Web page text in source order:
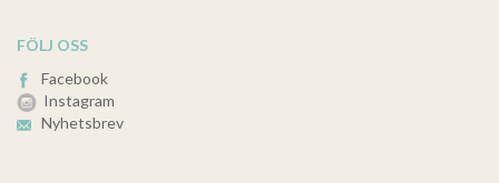
FÖLJ OSS
Facebook
Instagram
Nyhetsbrev